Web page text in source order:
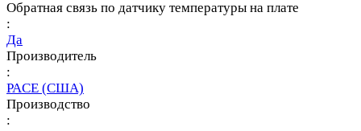
Обратная связь по датчику температуры на плате
:
Да
Производитель
:
PACE (США)
Производство
: